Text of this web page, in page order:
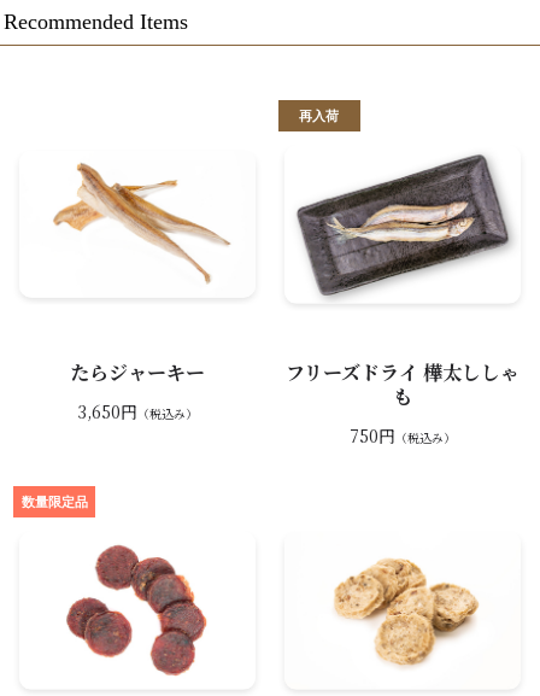
Recommended Items
たらジャーキー
3,650円 （税込み）
フリーズドライ 樺太ししゃ
も
750円 （税込み）